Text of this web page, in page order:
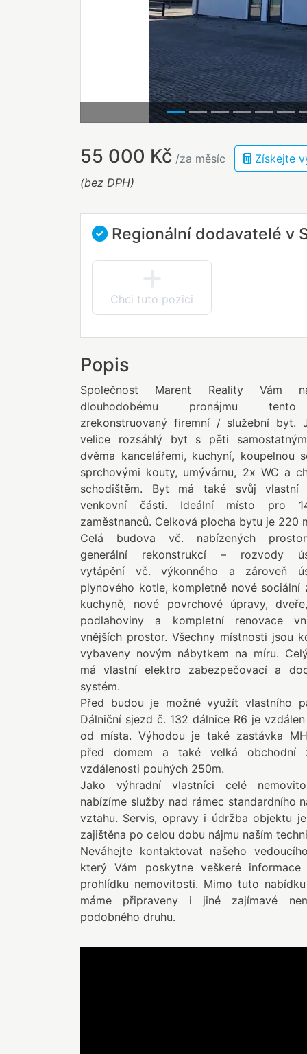
55 000 Kč /za měsíc
Získejte
(bez DPH)
Regionální dodavatelé v
Chci tuto pozici
Popis
Společnost Marent Reality Vám
dlouhodobému pronájmu
zrekonstruovaný firemní / služební byt.
velice rozsáhlý byt s pěti
dvěma kancelářemi, kuchyní, koupelnou
sprchovými kouty, umývárnu, 2x WC a
schodištěm. Byt má také svůj
venkovní části. Ideální místo pro
zaměstnanců. Celková plocha bytu je 220
Celá budova vč. nabízených
generální rekonstrukcí – rozvody
vytápění vč. výkonného a zároveň
plynového kotle, kompletně nové sociální
kuchyně, nové povrchové úpravy,
podlahoviny a kompletní renovace
vnějších prostor. Všechny místnosti jsou
vybaveny novým nábytkem na míru.
má vlastní elektro zabezpečovací a
systém.
Před budou je možné využít vlastního
Dálniční sjezd č. 132 dálnice R6 je
od místa. Výhodou je také zastávka
před domem a také velká obchodní
vzdálenosti pouhých 250m.
Jako výhradní vlastníci celé
nabízíme služby nad rámec standardního
vztahu. Servis, opravy i údržba objektu
zajištěna po celou dobu nájmu naším
Neváhejte kontaktovat našeho
který Vám poskytne veškeré
prohlídku nemovitosti. Mimo tuto
máme připraveny i jiné zajímavé
podobného druhu.